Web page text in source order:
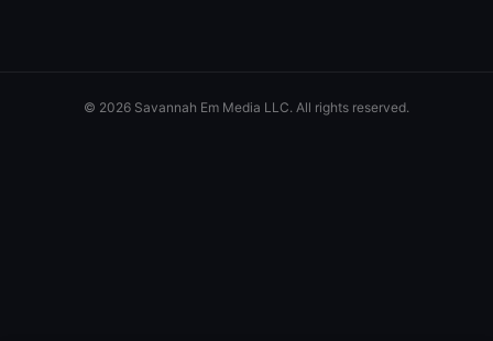
© 2026 Savannah Em Media LLC. All rights reserved.